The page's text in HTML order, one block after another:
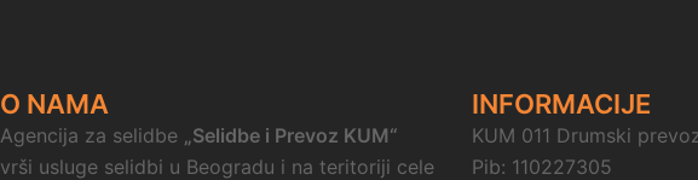
O NAMA
Agencija za selidbe „Selidbe i Prevoz KUM“
vrši usluge selidbi u Beogradu i na teritoriji cele
INFORMACIJE
KUM 011 Drumski
Pib: 110227305